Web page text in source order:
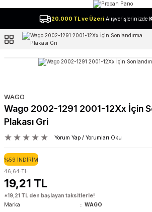
20.000 TL ve Üzeri Alışverişlerinizde
WAGO
Wago 2002-1291 2001-12Xx İçin
Plakası Gri
Yorum Yap / Yorumları Oku
%59 İNDİRİM
46,64 TL
19,21 TL
*19,21 TL den başlayan taksitlerle!
Marka
WAGO